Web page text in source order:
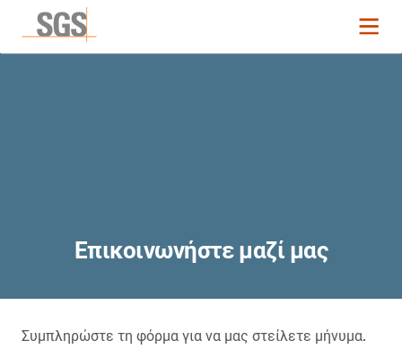
Επικοινωνήστε μαζί μας
Συμπληρώστε τη φόρμα για να μας στείλετε μήνυμα.